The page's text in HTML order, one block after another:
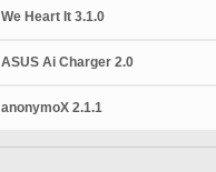
We Heart It 3.1.0
ASUS Ai Charger 2.0
anonymoX 2.1.1